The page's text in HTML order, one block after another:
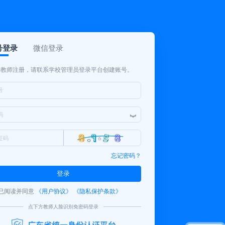
登录 微信登录
师注册，请联系学校管理员登录平台创建账号。
忘记密码？
登录
阅读并同意 《用户协议》 《隐私保护条款》
点下方教师人脸识别免密码登录